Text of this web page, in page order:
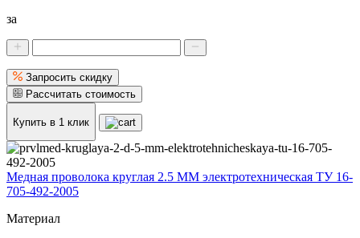
за
Запросить скидку
Рассчитать стоимость
Купить в 1 клик
Медная проволока круглая 2.5 ММ электротехническая ТУ 16-
705-492-2005
Материал